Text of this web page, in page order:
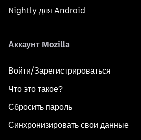
Nightly для Android
Аккаунт Mozilla
Войти/Зарегистрироваться
Что это такое?
Сбросить пароль
Синхронизировать свои данные